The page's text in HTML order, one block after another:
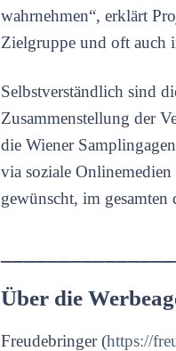
wahrnehmen“, erklärt
Zielgruppe und oft auch
Selbstverständlich sind
Zusammenstellung der
die Wiener
via soziale
gewünscht, im gesamten
Über die
Freudebringer (https://